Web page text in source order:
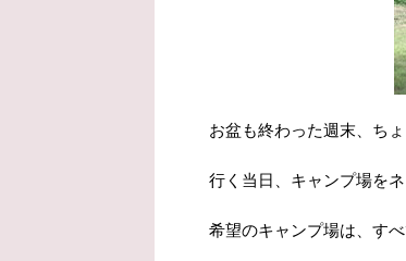
お盆も終わった週末、ち
行く当日、キャンプ場を
希望のキャンプ場は、すべ